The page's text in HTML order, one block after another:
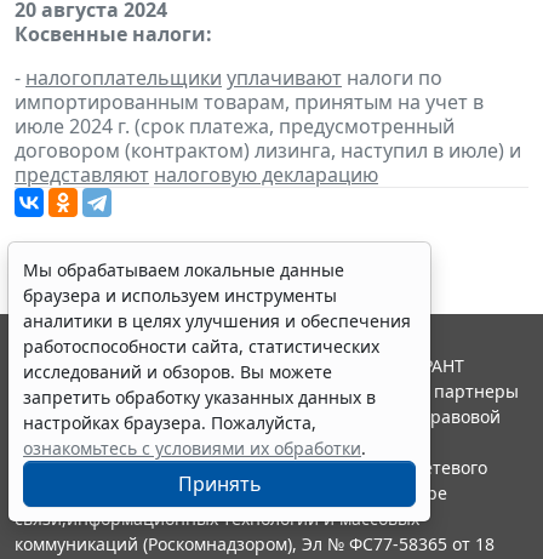
20 августа 2024
Косвенные налоги:
- налогоплательщики уплачивают налоги по
импортированным товарам, принятым на учет в
июле 2024 г. (срок платежа, предусмотренный
договором (контрактом) лизинга, наступил в июле) и
представляют налоговую декларацию
Мы обрабатываем локальные данные
браузера и используем инструменты
аналитики в целях улучшения и обеспечения
работоспособности сайта, статистических
исследований и обзоров. Вы можете
запретить обработку указанных данных в
настройках браузера. Пожалуйста,
ознакомьтесь с условиями их обработки.
Принять
© ООО "НПП "ГАРАНТ-СЕРВИС", 2026. Система ГАРАНТ
выпускается с 1990 года. Компания "Гарант" и ее партнеры
являются участниками Российской ассоциации правовой
информации ГАРАНТ.
Портал ГАРАНТ.РУ зарегистрирован в качестве сетевого
издания Федеральной службой по надзору в сфере
связи,информационных технологий и массовых
коммуникаций (Роскомнадзором), Эл № ФС77-58365 от 18